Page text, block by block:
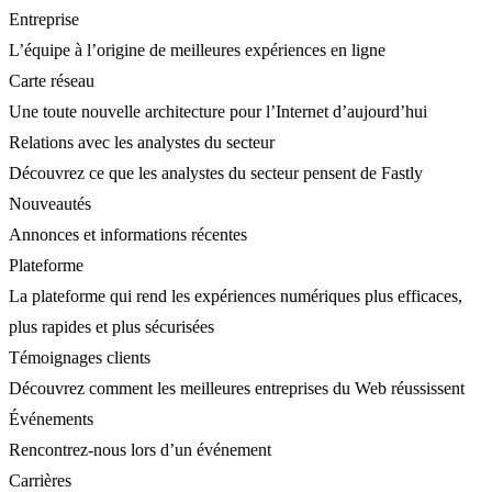
Entreprise
L’équipe à l’origine de meilleures expériences en ligne
Carte réseau
Une toute nouvelle architecture pour l’Internet d’aujourd’hui
Relations avec les analystes du secteur
Découvrez ce que les analystes du secteur pensent de Fastly
Nouveautés
Annonces et informations récentes
Plateforme
La plateforme qui rend les expériences numériques plus efficaces,
plus rapides et plus sécurisées
Témoignages clients
Découvrez comment les meilleures entreprises du Web réussissent
Événements
Rencontrez-nous lors d’un événement
Carrières